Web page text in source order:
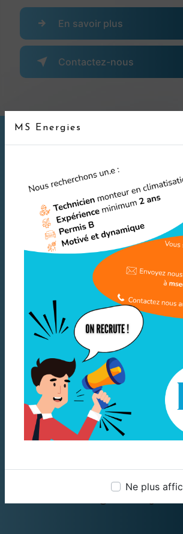
MS Energies
Ne plus
En savoir plus
Contactez-nous
Adresse
Bussy saint
Téléphone
09 86 32 46 40
Email